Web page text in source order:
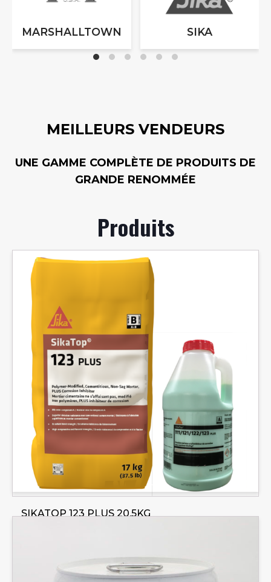
MARSHALLTOWN SIKA
MEILLEURS VENDEURS
UNE GAMME COMPLÈTE DE PRODUITS DE
GRANDE RENOMMÉE
Produits
SIKATOP 123 PLUS 20.5KG